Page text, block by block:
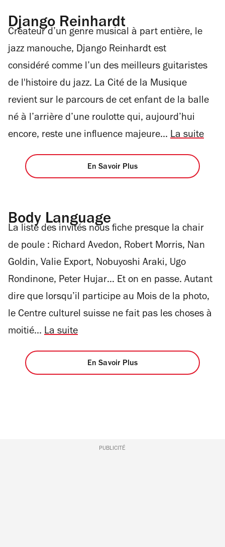
Django Reinhardt
Créateur d’un genre musical à part entière, le
jazz manouche, Django Reinhardt est
considéré comme l’un des meilleurs guitaristes
de l'histoire du jazz. La Cité de la Musique
revient sur le parcours de cet enfant de la balle
né à l’arrière d’une roulotte qui, aujourd’hui
encore, reste une influence majeure... La suite
En Savoir Plus
Body Language
La liste des invités nous fiche presque la chair
de poule : Richard Avedon, Robert Morris, Nan
Goldin, Valie Export, Nobuyoshi Araki, Ugo
Rondinone, Peter Hujar… Et on en passe. Autant
dire que lorsqu’il participe au Mois de la photo,
le Centre culturel suisse ne fait pas les choses à
moitié... La suite
En Savoir Plus
PUBLICITÉ